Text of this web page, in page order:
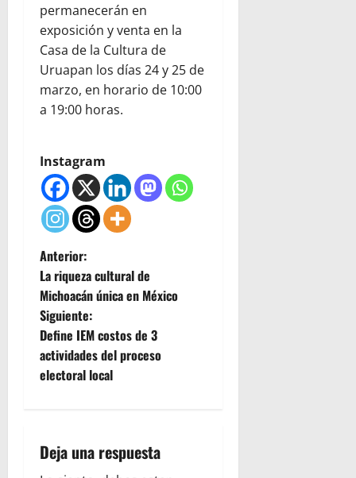
permanecerán en
exposición y venta en la
Casa de la Cultura de
Uruapan los días 24 y 25 de
marzo, en horario de 10:00
a 19:00 horas.
Instagram
N
a
v
e
c
Anterior:
La riqueza cultural de
Michoacán única en México
Siguiente:
Define IEM costos de 3
actividades del proceso
electoral local
Deja una respuesta